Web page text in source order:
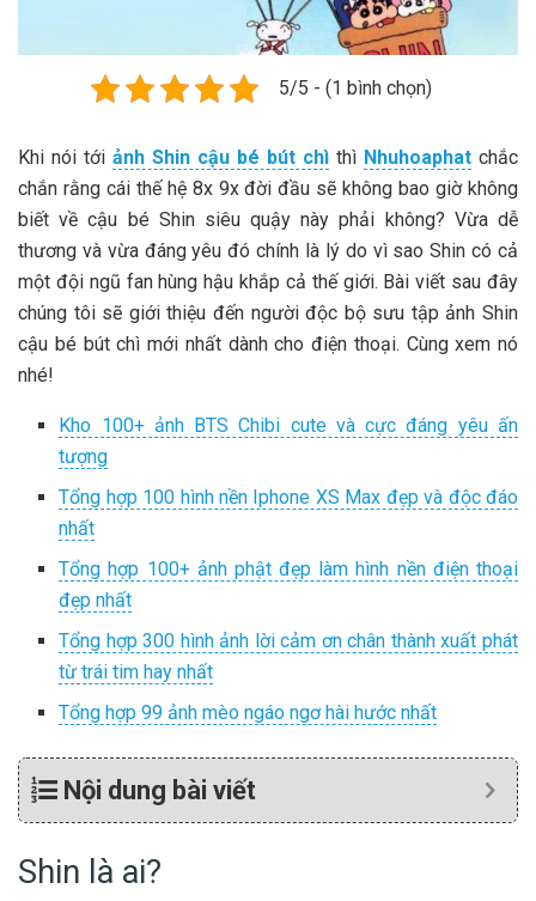
5/5 - (1 bình chọn)
Khi nói tới ảnh Shin cậu bé bút chì thì Nhuhoaphat chắc
chắn rằng cái thế hệ 8x 9x đời đầu sẽ không bao giờ không
biết về cậu bé Shin siêu quậy này phải không? Vừa dễ
thương và vừa đáng yêu đó chính là lý do vì sao Shin có cả
một đội ngũ fan hùng hậu khắp cả thế giới. Bài viết sau đây
chúng tôi sẽ giới thiệu đến người độc bộ sưu tập ảnh Shin
cậu bé bút chì mới nhất dành cho điện thoại. Cùng xem nó
nhé!
Kho 100+ ảnh BTS Chibi cute và cực đáng yêu ấn
tượng
Tổng hợp 100 hình nền Iphone XS Max đẹp và độc đáo
nhất
Tổng hợp 100+ ảnh phật đẹp làm hình nền điện thoại
đẹp nhất
Tổng hợp 300 hình ảnh lời cảm ơn chân thành xuất phát
từ trái tim hay nhất
Tổng hợp 99 ảnh mèo ngáo ngơ hài hước nhất
Nội dung bài viết
Shin là ai?